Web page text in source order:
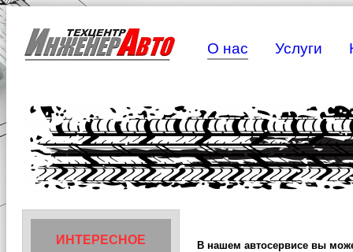
О нас Услуги
ИНТЕРЕСНОЕ В нашем автосервисе вы